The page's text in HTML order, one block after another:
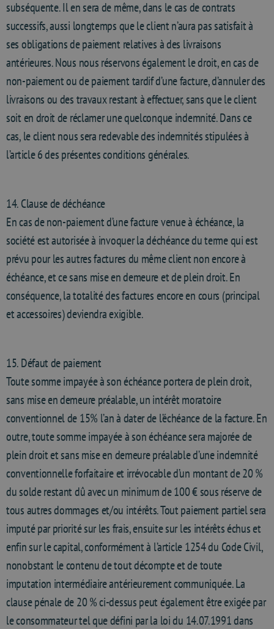
subséquente. Il en sera de même, dans le cas de contrats
successifs, aussi longtemps que le client n’aura pas satisfait à
ses obligations de paiement relatives à des livraisons
antérieures. Nous nous réservons également le droit, en cas de
non-paiement ou de paiement tardif d’une facture, d’annuler des
livraisons ou des travaux restant à effectuer, sans que le client
soit en droit de réclamer une quelconque indemnité. Dans ce
cas, le client nous sera redevable des indemnités stipulées à
l’article 6 des présentes conditions générales.
14. Clause de déchéance
En cas de non-paiement d’une facture venue à échéance, la
société est autorisée à invoquer la déchéance du terme qui est
prévu pour les autres factures du même client non encore à
échéance, et ce sans mise en demeure et de plein droit. En
conséquence, la totalité des factures encore en cours (principal
et accessoires) deviendra exigible.
15. Défaut de paiement
Toute somme impayée à son échéance portera de plein droit,
sans mise en demeure préalable, un intérêt moratoire
conventionnel de 15% l’an à dater de l’échéance de la facture. En
outre, toute somme impayée à son échéance sera majorée de
plein droit et sans mise en demeure préalable d’une indemnité
conventionnelle forfaitaire et irrévocable d’un montant de 20 %
du solde restant dû avec un minimum de 100 € sous réserve de
tous autres dommages et/ou intérêts. Tout paiement partiel sera
imputé par priorité sur les frais, ensuite sur les intérêts échus et
enfin sur le capital, conformément à l’article 1254 du Code Civil,
nonobstant le contenu de tout décompte et de toute
imputation intermédiaire antérieurement communiquée. La
clause pénale de 20 % ci-dessus peut également être exigée par
le consommateur tel que défini par la loi du 14.07.1991 dans